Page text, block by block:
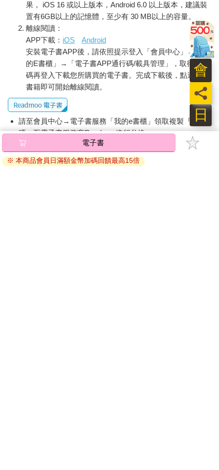
果， iOS 16 或以上版本，Android 6.0 以上版本，建議裝
置有6GB以上的記憶體，至少有 30 MB以上的容量。
離線閱讀：
APP下載： iOS
Android
安裝電子書APP後，請依照提示登入「會員中心」→「我
的E書櫃」→「電子書APP通行碼/載具管理」，取得通行
碼再登入下載您所購買的電子書。完成下載後，點選任一
書籍即可開始離線閱讀。
請至會員中心→電子書服務「我的e書櫃」領取複製『兌換
碼』至電子書服務商Readmoo進行兌換。
退換貨須知：
因版權保護，您在金石堂所購買的電子書僅能以金石堂專屬
電子書
※ 本商品會員日滿額金幣加碼回饋最高15倍
日
員
會